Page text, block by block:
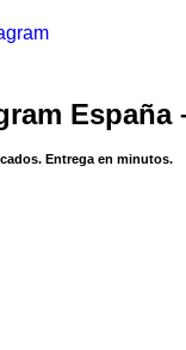
Entrega en minutos.